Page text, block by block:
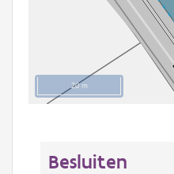
20 m
Besluiten